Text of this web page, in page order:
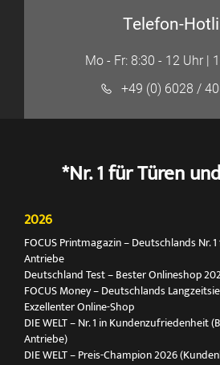
Telefon-
Mo - Fr: 8:30 - 12 Uhr |
+49 (0) 6028 /
*Nr. 1 für Türen
2026
FOCUS Printmagazin – Deutschlands Nr.
Antriebe
Deutschland Test – Bester Onlineshop
FOCUS Money – Deutschlands
Exzellenter Online-Shop
DIE WELT – Nr. 1 in Kundenzufriedenheit
Antriebe)
DIE WELT – Preis-Champion 2026